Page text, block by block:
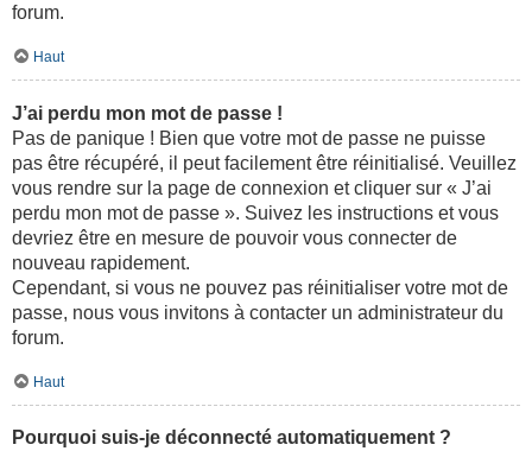
forum.
Haut
J’ai perdu mon mot de passe !
Pas de panique ! Bien que votre mot de passe ne puisse
pas être récupéré, il peut facilement être réinitialisé. Veuillez
vous rendre sur la page de connexion et cliquer sur « J’ai
perdu mon mot de passe ». Suivez les instructions et vous
devriez être en mesure de pouvoir vous connecter de
nouveau rapidement.
Cependant, si vous ne pouvez pas réinitialiser votre mot de
passe, nous vous invitons à contacter un administrateur du
forum.
Haut
Pourquoi suis-je déconnecté automatiquement ?